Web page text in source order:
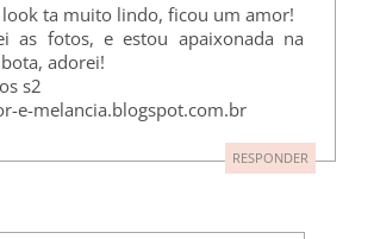
look ta muito lindo, ficou um amor!
as fotos, e estou apaixonada na
adorei!
s2
e-melancia.blogspot.com.br
RESPONDER